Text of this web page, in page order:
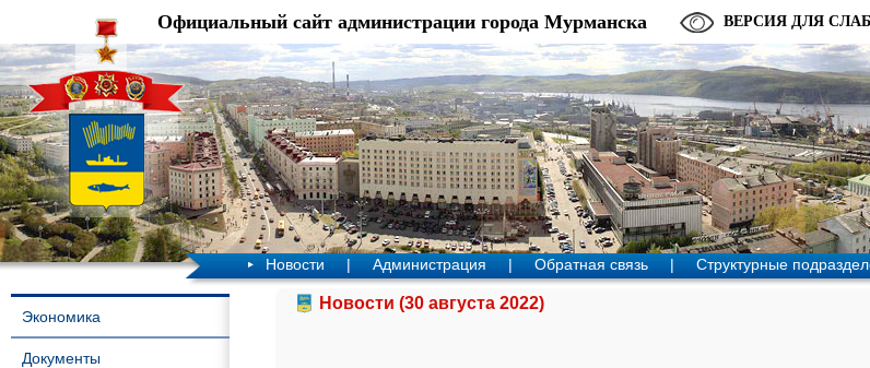
Официальный сайт администрации города Мурманска ВЕРСИЯ ДЛЯ
Новости | Администрация | Обратная связь | Структурные
Экономика
Документы
Новости (30 августа 2022)